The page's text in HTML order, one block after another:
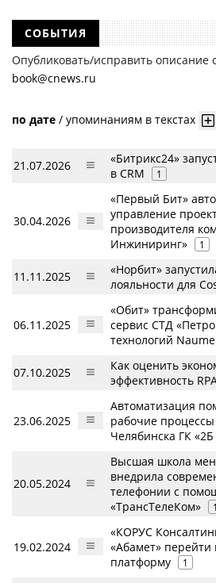
СОБЫТИЯ
Опубликовать/исправить
book@cnews.ru
по дате / упоминаниям в текстах
21.07.2026
«Битрикс24»
в CRM
1
30.04.2026
«Первый Бит»
управление
производителя
Инжиниринг»
1
11.11.2025
«Норбит»
лояльности для
06.11.2025
«Обит»
сервис СТД
технологий
07.10.2025
Как оценить
эффективность
23.06.2025
Автоматизация
рабочие
Челябинска ГК
20.05.2024
Высшая школа
внедрила
телефонии с
«ТрансТелеКом»
1
19.02.2024
«КОРУС
«Абамет» перейти
платформу
1